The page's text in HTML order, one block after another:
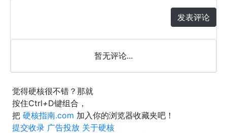
发表评论
暂无评论...
觉得硬核很不错？那就
按住Ctrl+D键组合，
把 硬核指南.com 加入你的浏览器收藏夹吧！
提交收录 广告投放 关于硬核